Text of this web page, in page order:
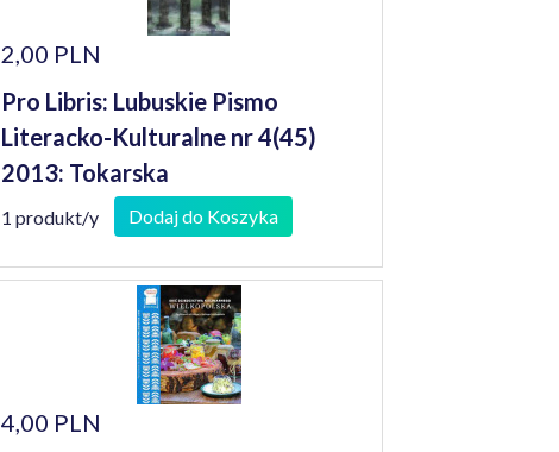
2,00 PLN
Pro Libris: Lubuskie Pismo
Literacko-Kulturalne nr 4(45)
2013: Tokarska
1 produkt/y Dodaj do Koszyka
4,00 PLN